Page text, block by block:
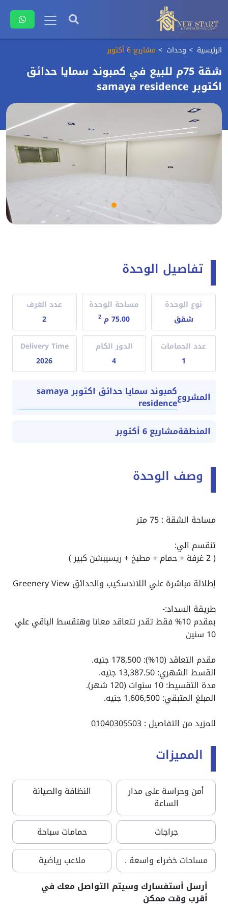
الرئيسية وحدات مشاريع 6 أكتوبر
شقة 75م للبيع في كمبوند سمايا حدائق
اكتوبر samaya residence
تفاصيل الوحدة
نوع الوحدة
شقق
مساحة الوحدة
75.00 م
2
عدد الغرف
2
عدد الحمامات
1
الدور الكام
4
Delivery Time
2026
المشروع كمبوند سمايا حدائق اكتوبر samaya
residence
المنطقةمشاريع 6 أكتوبر
وصف الوحدة
مساحة الشقة : 75 متر
تنقسم الي:
( 2 غرفة + حمام + مطبخ + ريسيبشن كبير )
إطلالة مباشرة علي اللاندسكيب والحدائق Greenery View
طريقة السداد:-
بمقدم 10% فقط تقدر تتعاقد معانا وهتقسط الباقي علي
10 سنين
مقدم التعاقد (10%): 178,500 جنيه.
القسط الشهري: 13,387.50 جنيه.
مدة التقسيط: 10 سنوات (120 شهر).
المبلغ المتبقي: 1,606,500 جنيه.
للمزيد من التفاصيل : 01040305503
المميزات
أمن وحراسة على مدار
الساعة
النظافة والصيانة
جراجات
حمامات سباحة
مساحات خضراء واسعة .
ملاعب رياضية
أرسل أستفسارك وسيتم التواصل معك في
أقرب وقت ممكن